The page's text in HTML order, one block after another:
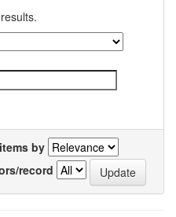
by
record